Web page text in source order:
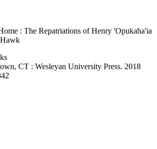
: The Repatriations of Henry 'Opukaha'ia
CT : Wesleyan University Press. 2018